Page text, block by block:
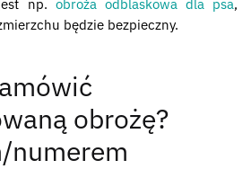
np. obroża odblaskowa dla psa,
będzie bezpieczny.
obrożę?
numerem